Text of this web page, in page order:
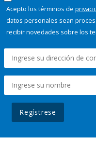
Acepto los términos de
datos personales sean
recibir novedades sobre los
Regístrese